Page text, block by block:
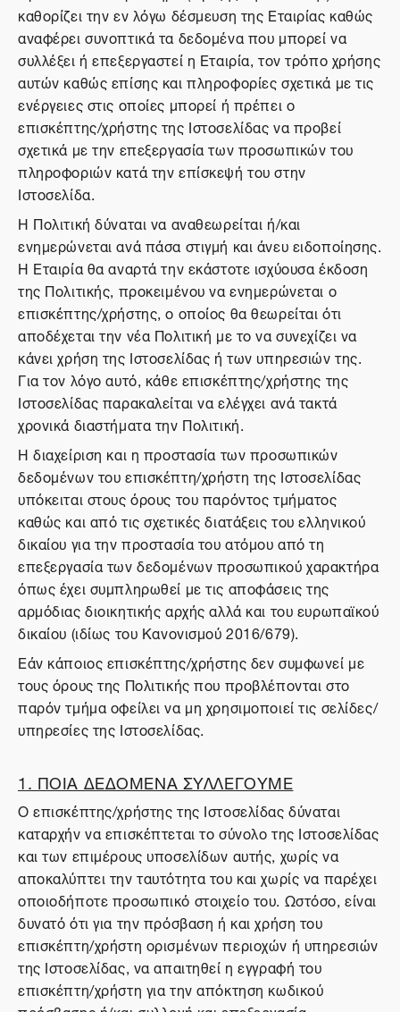
καθορίζει την εν λόγω δέσμευση της Εταιρίας καθώς
αναφέρει συνοπτικά τα δεδομένα που μπορεί να
συλλέξει ή επεξεργαστεί η Εταιρία, τον τρόπο χρήσης
αυτών καθώς επίσης και πληροφορίες σχετικά με τις
ενέργειες στις οποίες μπορεί ή πρέπει ο
επισκέπτης/χρήστης της Ιστοσελίδας να προβεί
σχετικά με την επεξεργασία των προσωπικών του
πληροφοριών κατά την επίσκεψή του στην
Ιστοσελίδα.
Η Πολιτική δύναται να αναθεωρείται ή/και
ενημερώνεται ανά πάσα στιγμή και άνευ ειδοποίησης.
Η Εταιρία θα αναρτά την εκάστοτε ισχύουσα έκδοση
της Πολιτικής, προκειμένου να ενημερώνεται ο
επισκέπτης/χρήστης, ο οποίος θα θεωρείται ότι
αποδέχεται την νέα Πολιτική με το να συνεχίζει να
κάνει χρήση της Ιστοσελίδας ή των υπηρεσιών της.
Για τον λόγο αυτό, κάθε επισκέπτης/χρήστης της
Ιστοσελίδας παρακαλείται να ελέγχει ανά τακτά
χρονικά διαστήματα την Πολιτική.
Η διαχείριση και η προστασία των προσωπικών
δεδομένων του επισκέπτη/χρήστη της Ιστοσελίδας
υπόκειται στους όρους του παρόντος τμήματος
καθώς και από τις σχετικές διατάξεις του ελληνικού
δικαίου για την προστασία του ατόμου από τη
επεξεργασία των δεδομένων προσωπικού χαρακτήρα
όπως έχει συμπληρωθεί με τις αποφάσεις της
αρμόδιας διοικητικής αρχής αλλά και του ευρωπαϊκού
δικαίου (ιδίως του Κανονισμού 2016/679).
Εάν κάποιος επισκέπτης/χρήστης δεν συμφωνεί με
τους όρους της Πολιτικής που προβλέπονται στο
παρόν τμήμα οφείλει να μη χρησιμοποιεί τις σελίδες/
υπηρεσίες της Ιστοσελίδας.
1. ΠΟΙΑ ΔΕΔΟΜΕΝΑ ΣΥΛΛΕΓΟΥΜΕ
Ο επισκέπτης/χρήστης της Ιστοσελίδας δύναται
καταρχήν να επισκέπτεται το σύνολο της Ιστοσελίδας
και των επιμέρους υποσελίδων αυτής, χωρίς να
αποκαλύπτει την ταυτότητα του και χωρίς να παρέχει
οποιοδήποτε προσωπικό στοιχείο του. Ωστόσο, είναι
δυνατό ότι για την πρόσβαση ή και χρήση του
επισκέπτη/χρήστη ορισμένων περιοχών ή υπηρεσιών
της Ιστοσελίδας, να απαιτηθεί η εγγραφή του
επισκέπτη/χρήστη για την απόκτηση κωδικού